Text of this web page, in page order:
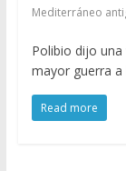
Mediterráneo
Polibio dijo una
mayor guerra
Read more